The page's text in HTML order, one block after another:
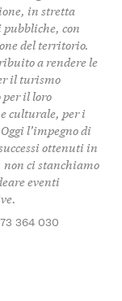
in stretta
con
del territorio.
a rendere le
il turismo
per il loro
culturale, per i
l’impegno di
ottenuti in
ci stanchiamo
eventi
364 030